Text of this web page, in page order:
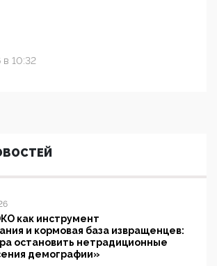
в 10:32
как инструмент
и кормовая база извращенцев:
остановить нетрадиционные
демографии»